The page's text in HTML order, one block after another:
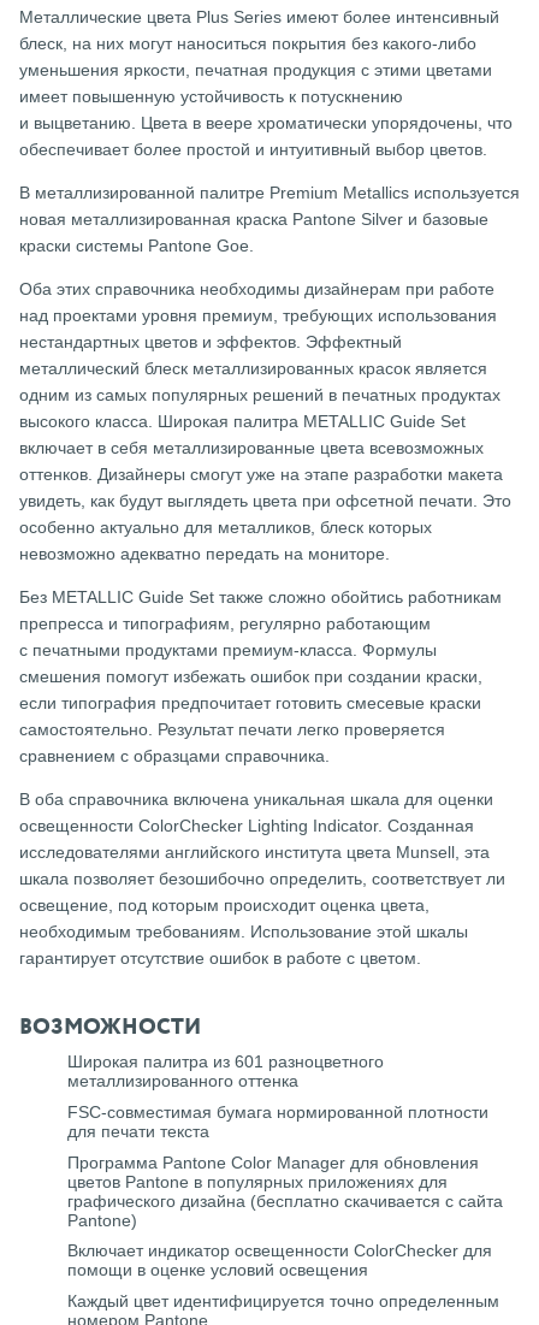
Металлические цвета Plus Series имеют более интенсивный
блеск, на них могут наноситься покрытия без какого-либо
уменьшения яркости, печатная продукция с этими цветами
имеет повышенную устойчивость к потускнению
и выцветанию. Цвета в веере хроматически упорядочены, что
обеспечивает более простой и интуитивный выбор цветов.
В металлизированной палитре Premium Metallics используется
новая металлизированная краска Pantone Silver и базовые
краски системы Pantone Goe.
Оба этих справочника необходимы дизайнерам при работе
над проектами уровня премиум, требующих использования
нестандартных цветов и эффектов. Эффектный
металлический блеск металлизированных красок является
одним из самых популярных решений в печатных продуктах
высокого класса. Широкая палитра METALLIC Guide Set
включает в себя металлизированные цвета всевозможных
оттенков. Дизайнеры смогут уже на этапе разработки макета
увидеть, как будут выглядеть цвета при офсетной печати. Это
особенно актуально для металликов, блеск которых
невозможно адекватно передать на мониторе.
Без METALLIC Guide Set также сложно обойтись работникам
препресса и типографиям, регулярно работающим
с печатными продуктами премиум-класса. Формулы
смешения помогут избежать ошибок при создании краски,
если типография предпочитает готовить смесевые краски
самостоятельно. Результат печати легко проверяется
сравнением с образцами справочника.
В оба справочника включена уникальная шкала для оценки
освещенности ColorChecker Lighting Indicator. Созданная
исследователями английского института цвета Munsell, эта
шкала позволяет безошибочно определить, соответствует ли
освещение, под которым происходит оценка цвета,
необходимым требованиям. Использование этой шкалы
гарантирует отсутствие ошибок в работе с цветом.
ВОЗМОЖНОСТИ
Широкая палитра из 601 разноцветного
металлизированного оттенка
FSC-совместимая бумага нормированной плотности
для печати текста
Программа Pantone Color Manager для обновления
цветов Pantone в популярных приложениях для
графического дизайна (бесплатно скачивается с сайта
Pantone)
Включает индикатор освещенности ColorChecker для
помощи в оценке условий освещения
Каждый цвет идентифицируется точно определенным
номером Pantone